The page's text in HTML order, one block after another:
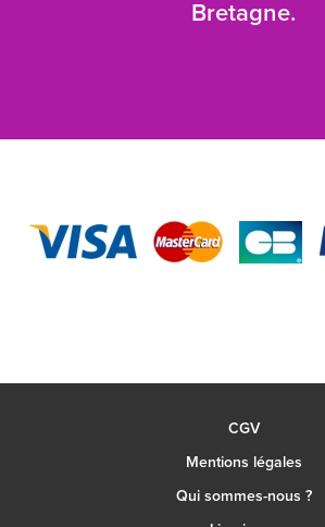
Bretagne.
CGV
Mentions légales
Qui sommes-nous ?